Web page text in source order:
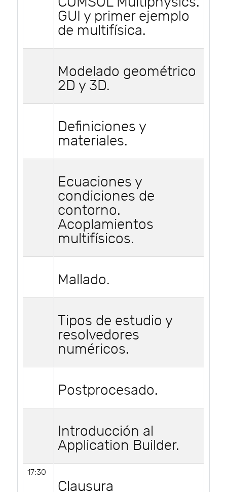
GUI y primer ejemplo
de multifísica.
Modelado geométrico
2D y 3D.
Definiciones y
materiales.
Ecuaciones y
condiciones de
contorno.
Acoplamientos
multifísicos.
Mallado.
Tipos de estudio y
resolvedores
numéricos.
Postprocesado.
Introducción al
Application Builder.
17:30
Clausura